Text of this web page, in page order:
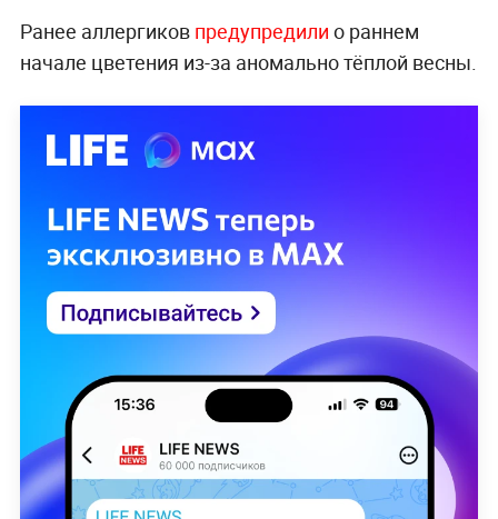
Ранее аллергиков предупредили о раннем
начале цветения из-за аномально тёплой весны.